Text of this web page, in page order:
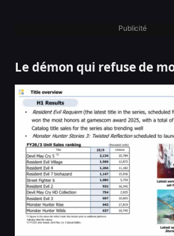
Publicité
Le démon qui refuse de